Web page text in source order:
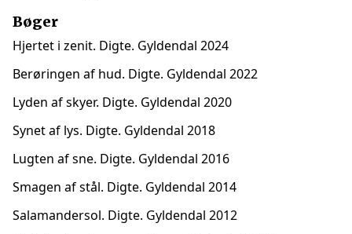
Bøger
Hjertet i zenit. Digte. Gyldendal 2024
Berøringen af hud. Digte. Gyldendal 2022
Lyden af skyer. Digte. Gyldendal 2020
Synet af lys. Digte. Gyldendal 2018
Lugten af sne. Digte. Gyldendal 2016
Smagen af stål. Digte. Gyldendal 2014
Salamandersol. Digte. Gyldendal 2012